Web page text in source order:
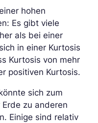
hohen
Es gibt viele
als bei einer
in einer Kurtosis
Kurtosis von mehr
positiven Kurtosis.
sich zum
zu anderen
Einige sind relativ